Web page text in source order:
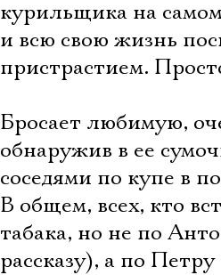
курильщика на
и всю свою жизнь
пристрастием.
Бросает любимую,
обнаружив в ее
соседями по купе в
В общем, всех, кто
табака, но не по
рассказу), а по